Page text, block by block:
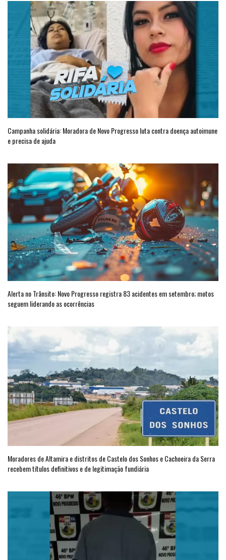
Campanha solidária: Moradora de Novo Progresso luta contra doença autoimune
e precisa de ajuda
Alerta no Trânsito: Novo Progresso registra 83 acidentes em setembro; motos
seguem liderando as ocorrências
Moradores de Altamira e distritos de Castelo dos Sonhos e Cachoeira da Serra
recebem títulos definitivos e de legitimação fundiária